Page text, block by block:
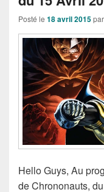
Posté le 18 avril 2015par
Hello Guys, Au
de Chrononauts,